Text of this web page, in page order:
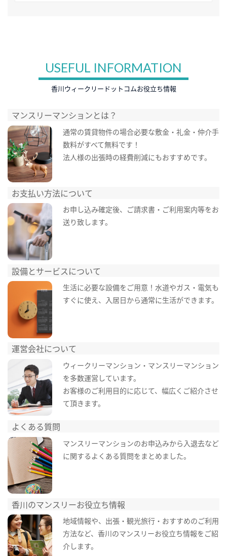
USEFUL INFORMATION
香川ウィークリードットコムお役立ち情報
マンスリーマンションとは？
通常の賃貸物件の場合必要な敷金・礼金・仲介手
数料がすべて無料です！
法人様の出張時の経費削減にもおすすめです。
お支払い方法について
お申し込み確定後、ご請求書・ご利用案内等をお
送り致します。
設備とサービスについて
生活に必要な設備をご用意！水道やガス・電気も
すぐに使え、入居日から通常に生活ができます。
運営会社について
ウィークリーマンション・マンスリーマンション
を多数運営しています。
お客様のご利用目的に応じて、幅広くご紹介させ
て頂きます。
よくある質問
マンスリーマンションのお申込みから入退去など
に関するよくある質問をまとめました。
香川のマンスリーお役立ち情報
地域情報や、出張・観光旅行・おすすめのご利用
方法など、香川のマンスリーお役立ち情報をご紹
介します。